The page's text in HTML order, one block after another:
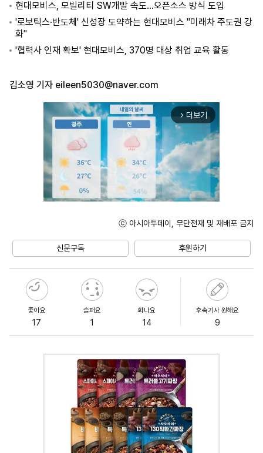
현대모비스, 모빌리티 SW개발 속도…오픈소스 방식 도입
'로보틱스·반도체' 신성장 도약하는 현대모비스 "미래차 주도권 강
화"
'협력사 인재 확보' 현대모비스, 370명 대상 취업 교육 활동
김소영 기자 eileen5030@naver.com
arrow_forward_ios 더보기
ⓒ 아시아투데이, 무단전재 및 재배포 금지
신문구독 후원하기
좋아요
17
슬퍼요
1
화나요
14
후속기사 원해요
9